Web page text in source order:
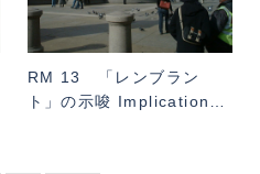
RM 13 「レンブラン
ト」の示唆 Implication…